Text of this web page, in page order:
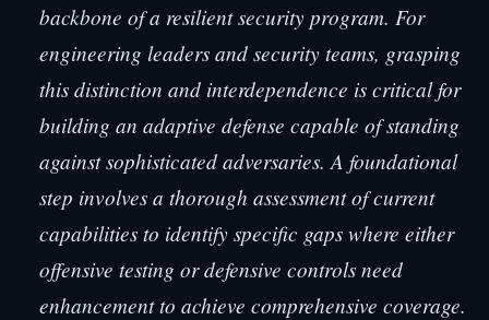
backbone of a resilient security program. For
engineering leaders and security teams, grasping
this distinction and interdependence is critical for
building an adaptive defense capable of standing
against sophisticated adversaries. A foundational
step involves a thorough assessment of current
capabilities to identify specific gaps where either
offensive testing or defensive controls need
enhancement to achieve comprehensive coverage.